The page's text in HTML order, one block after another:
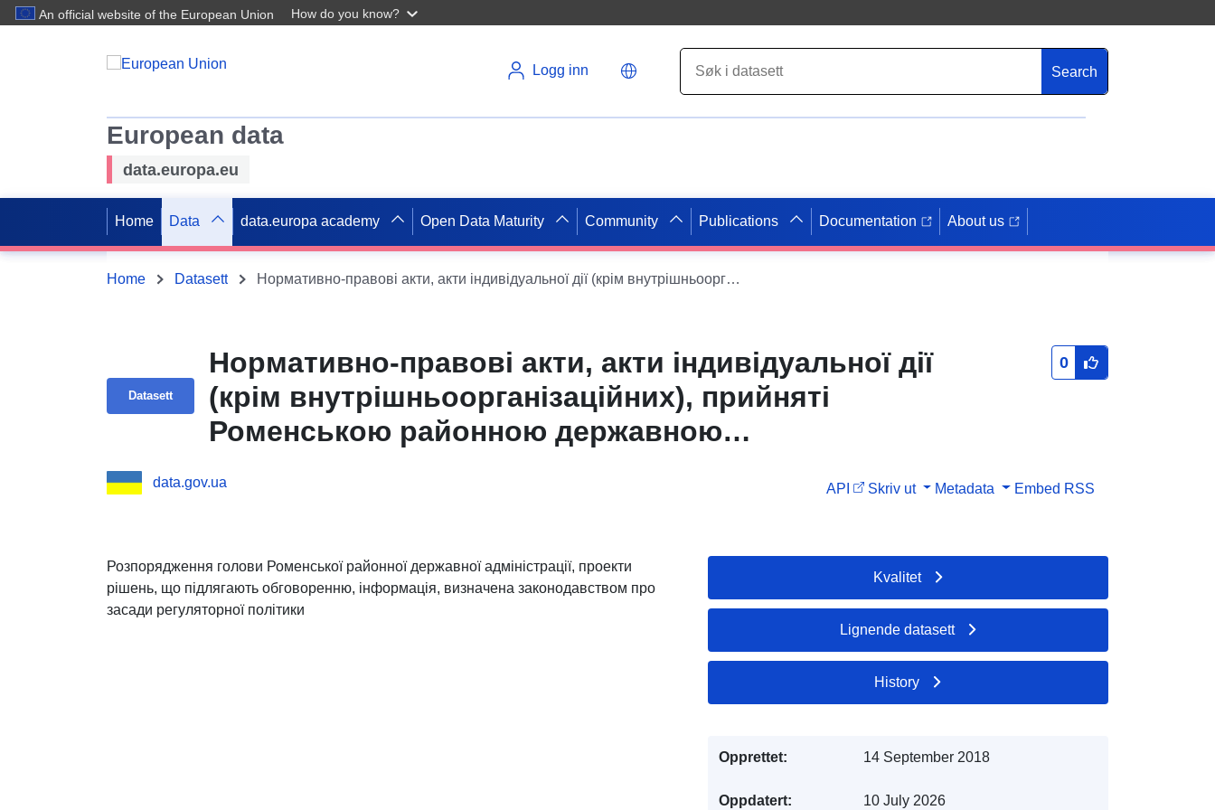
An official website of the European Union How do you know?
Logg inn Search
European data
data.europa.eu
Home Data data.europa academy Open Data Maturity Community Publications Documentation About us
Home Datasett Нормативно-правові акти, акти індивідуальної дії (крім внутрішньоорганізаційних), прийняті Роменською районною державною адміністрацією, проекти рішень, що підлягають обговоренню, інформація, визначена законодавством про засади регуляторної політики
Datasett
Нормативно-правові акти, акти індивідуальної дії
(крім внутрішньоорганізаційних), прийняті
Роменською районною державною
політики
0
data.gov.ua API Skriv ut Metadata Embed RSS
Розпорядження голови Роменської районної державної адміністрації, проекти
рішень, що підлягають обговоренню, інформація, визначена законодавством про
засади регуляторної політики
Kvalitet
Lignende datasett
History
Opprettet: 14 September 2018
Oppdatert: 10 July 2026